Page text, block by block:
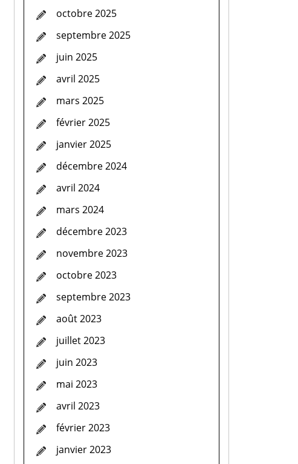
octobre 2025
septembre 2025
juin 2025
avril 2025
mars 2025
février 2025
janvier 2025
décembre 2024
avril 2024
mars 2024
décembre 2023
novembre 2023
octobre 2023
septembre 2023
août 2023
juillet 2023
juin 2023
mai 2023
avril 2023
février 2023
janvier 2023